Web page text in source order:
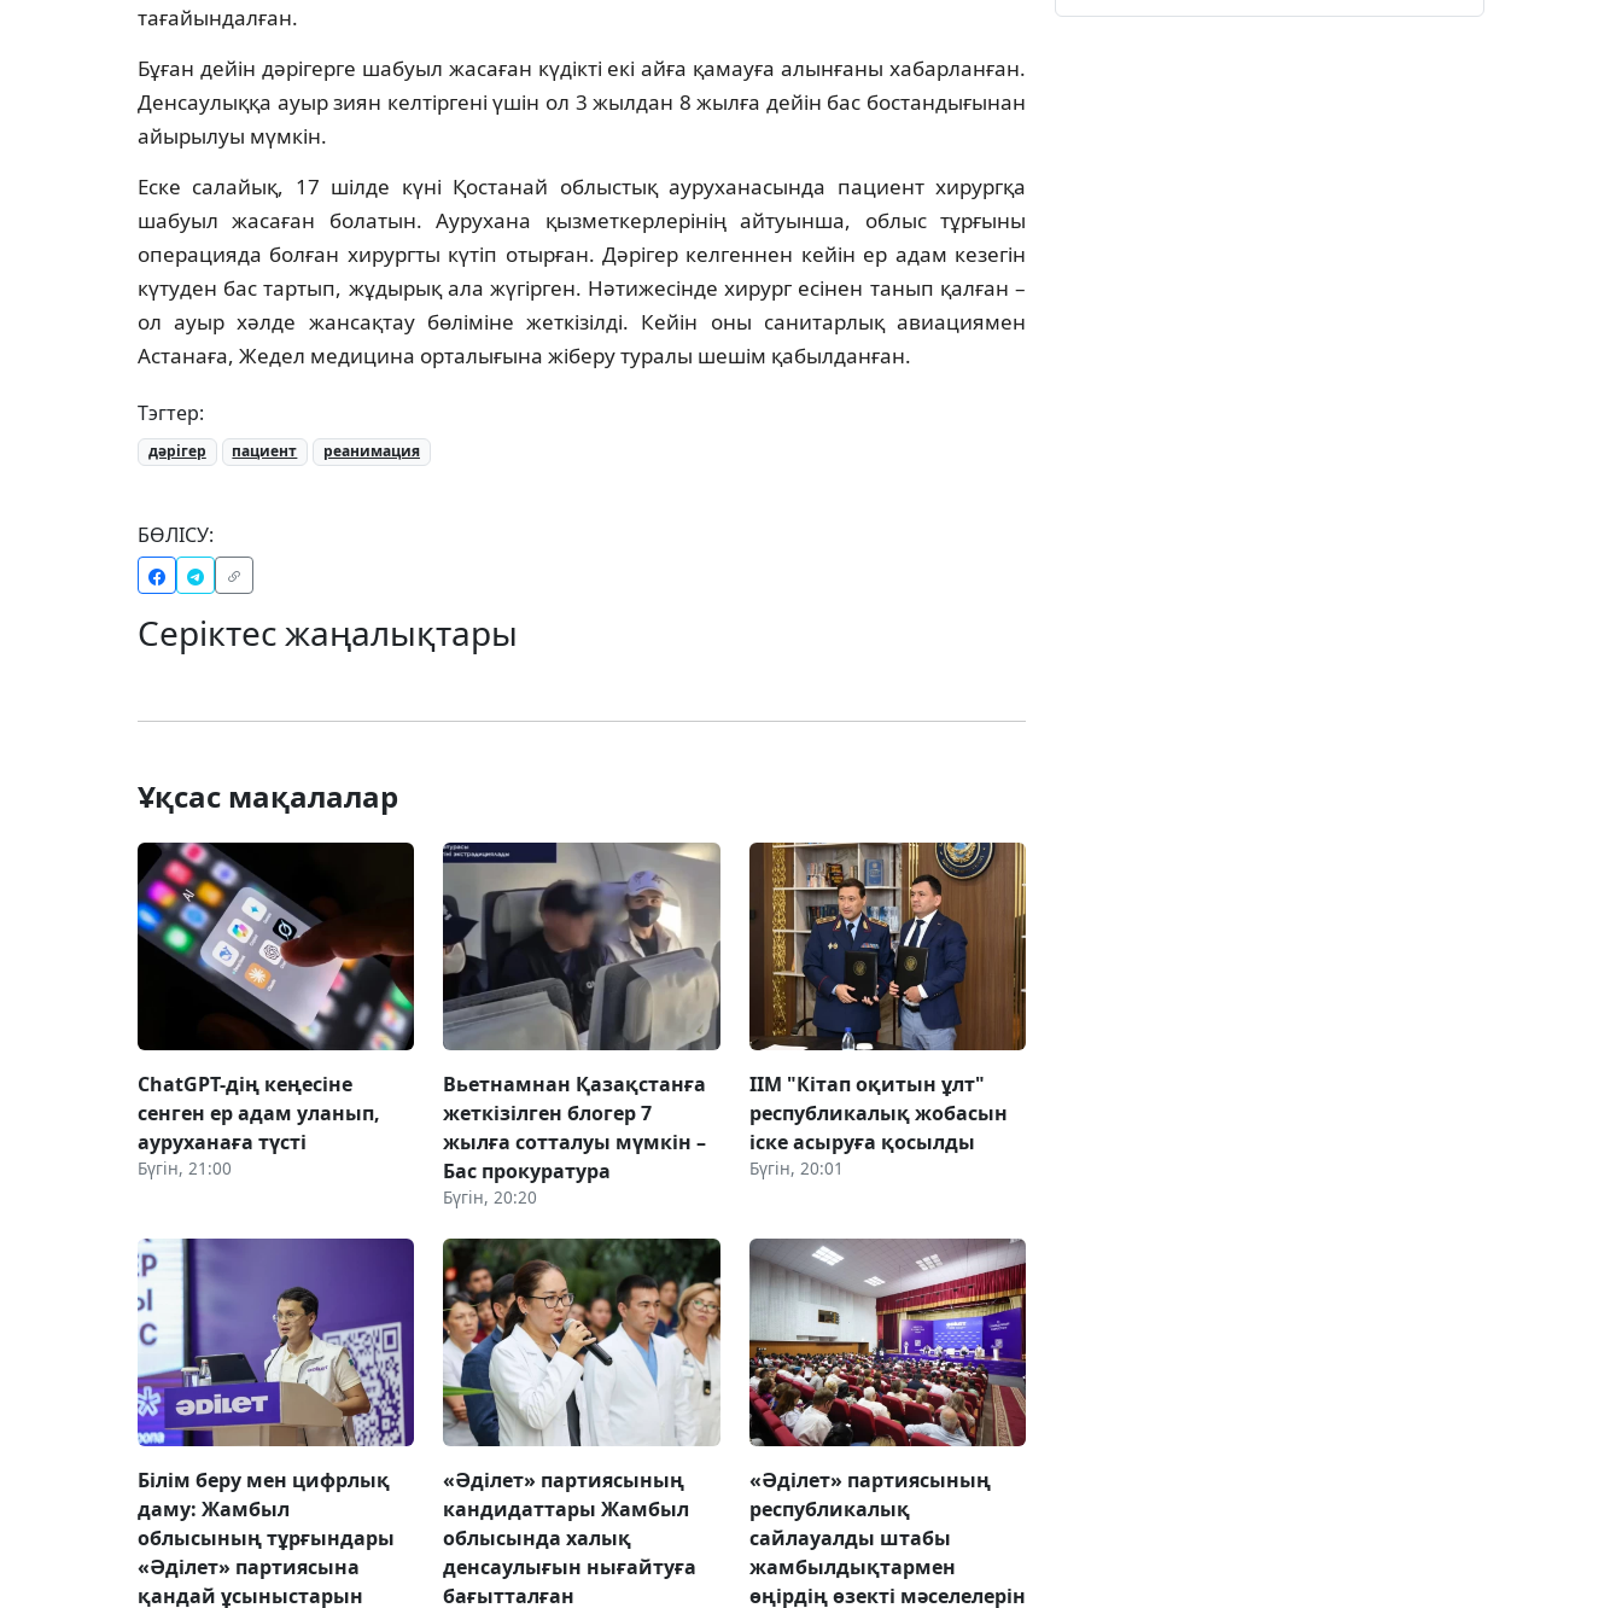
тағайындалған.
Бұған дейін дәрігерге шабуыл жасаған күдікті екі айға қамауға алынғаны хабарланған.
Денсаулыққа ауыр зиян келтіргені үшін ол 3 жылдан 8 жылға дейін бас бостандығынан
айырылуы мүмкін.
Еске салайық, 17 шілде күні Қостанай облыстық ауруханасында пациент хирургқа
шабуыл жасаған болатын. Аурухана қызметкерлерінің айтуынша, облыс тұрғыны
операцияда болған хирургты күтіп отырған. Дәрігер келгеннен кейін ер адам кезегін
күтуден бас тартып, жұдырық ала жүгірген. Нәтижесінде хирург есінен танып қалған –
ол ауыр хәлде жансақтау бөліміне жеткізілді. Кейін оны санитарлық авиациямен
Астанаға, Жедел медицина орталығына жіберу туралы шешім қабылданған.
Тэгтер:
дәрігер пациент реанимация
БӨЛІСУ:
Серіктес жаңалықтары
Ұқсас мақалалар
ChatGPT-дің кеңесіне
сенген ер адам уланып,
ауруханаға түсті
Бүгін, 21:00
Вьетнамнан Қазақстанға
жеткізілген блогер 7
жылға сотталуы мүмкін –
Бас прокуратура
Бүгін, 20:20
ІІМ "Кітап оқитын ұлт"
республикалық жобасын
іске асыруға қосылды
Бүгін, 20:01
Білім беру мен цифрлық
даму: Жамбыл
облысының тұрғындары
«Әділет» партиясына
қандай ұсыныстарын
«Әділет» партиясының
кандидаттары Жамбыл
облысында халық
денсаулығын нығайтуға
бағытталған
«Әділет» партиясының
республикалық
сайлауалды штабы
жамбылдықтармен
өңірдің өзекті мәселелерін